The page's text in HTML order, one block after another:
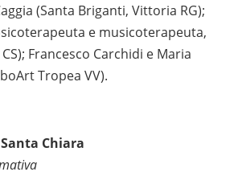
(Santa Briganti, Vittoria RG);
e musicoterapeuta,
Francesco Carchidi e Maria
Tropea VV).
Chiara